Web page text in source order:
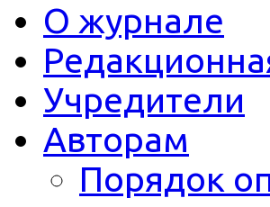
О журнале
Учредители
Авторам
Порядок